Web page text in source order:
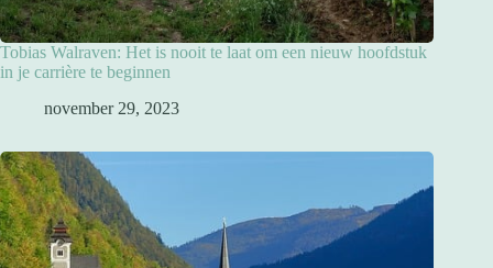
Tobias Walraven: Het is nooit te laat om een nieuw hoofdstuk
in je carrière te beginnen
november 29, 2023